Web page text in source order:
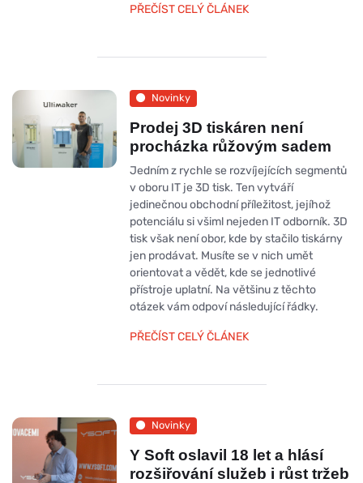
PŘEČÍST CELÝ ČLÁNEK
Novinky
Prodej 3D tiskáren není
procházka růžovým sadem
Jedním z rychle se rozvíjejících segmentů
v oboru IT je 3D tisk. Ten vytváří
jedinečnou obchodní příležitost, jejíhož
potenciálu si všiml nejeden IT odborník. 3D
tisk však není obor, kde by stačilo tiskárny
jen prodávat. Musíte se v nich umět
orientovat a vědět, kde se jednotlivé
přístroje uplatní. Na většinu z těchto
otázek vám odpoví následující řádky.
PŘEČÍST CELÝ ČLÁNEK
Novinky
Y Soft oslavil 18 let a hlásí
rozšiřování služeb i růst tržeb